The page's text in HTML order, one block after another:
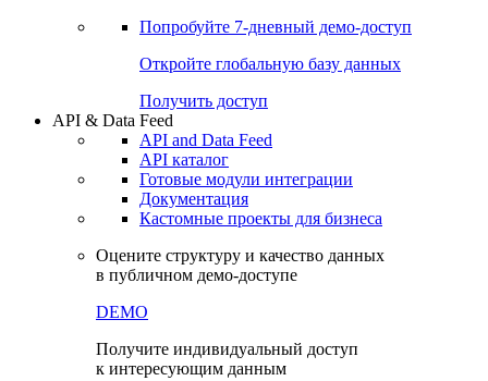
Попробуйте 7-дневный демо-доступ
Откройте глобальную базу данных
Получить доступ
API & Data Feed
API and Data Feed
API каталог
Готовые модули интеграции
Документация
Кастомные проекты для бизнеса
Оцените структуру и качество данных
в публичном демо-доступе
DEMO
Получите индивидуальный доступ
к интересующим данным